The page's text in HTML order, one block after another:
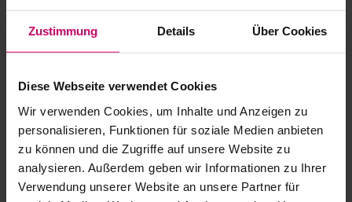
Zustimmung Details Über Cookies
Diese Webseite verwendet Cookies
Wir verwenden Cookies, um Inhalte und Anzeigen zu
personalisieren, Funktionen für soziale Medien anbieten
zu können und die Zugriffe auf unsere Website zu
analysieren. Außerdem geben wir Informationen zu Ihrer
Verwendung unserer Website an unsere Partner für
Control units
VITA vPadexcellence /PRO
Digital tooth shade determinatioin
VITA Easyshade® V